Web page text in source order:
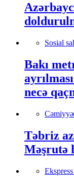
Sosial
Bakı
necə
Təbriz
Məşrutə